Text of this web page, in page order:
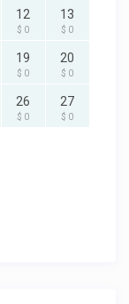
12
$ 0
13
$ 0
19
$ 0
20
$ 0
26
$ 0
27
$ 0